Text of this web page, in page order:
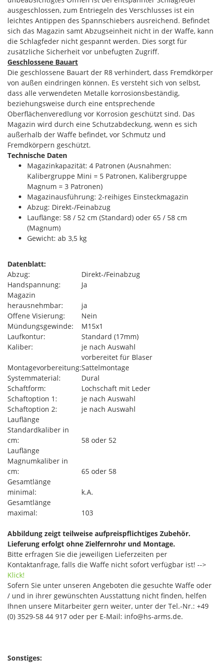
ausgeschlossen, zum Entriegeln des Verschlusses ist ein
leichtes Antippen des Spannschiebers ausreichend. Befindet
sich das Magazin samt Abzugseinheit nicht in der Waffe, kann
die Schlagfeder nicht gespannt werden. Dies sorgt für
zusätzliche Sicherheit vor unbefugten Zugriff.
Geschlossene Bauart
Die geschlossene Bauart der R8 verhindert, dass Fremdkörper
von außen eindringen können. Es versteht sich von selbst,
dass alle verwendeten Metalle korrosionsbeständig,
beziehungsweise durch eine entsprechende
Oberflächenveredlung vor Korrosion geschützt sind. Das
Magazin wird durch eine Schutzabdeckung, wenn es sich
außerhalb der Waffe befindet, vor Schmutz und
Fremdkörpern geschützt.
Technische Daten
Magazinkapazität: 4 Patronen (Ausnahmen:
Kalibergruppe Mini = 5 Patronen, Kalibergruppe
Magnum = 3 Patronen)
Magazinausführung: 2-reihiges Einsteckmagazin
Abzug: Direkt-/Feinabzug
Lauflänge: 58 / 52 cm (Standard) oder 65 / 58 cm
(Magnum)
Gewicht: ab 3,5 kg
Datenblatt:
Abzug:
Direkt-/Feinabzug
Handspannung:
Ja
Magazin
herausnehmbar:
ja
Offene Visierung:
Nein
Mündungsgewinde:
M15x1
Laufkontur:
Standard (17mm)
Kaliber:
je nach Auswahl
Montagevorbereitung:
vorbereitet für Blaser
Sattelmontage
Systemmaterial:
Dural
Schaftform:
Lochschaft mit Leder
Schaftoption 1:
je nach Auswahl
Schaftoption 2:
je nach Auswahl
Lauflänge
Standardkaliber in
cm:
58 oder 52
Lauflänge
Magnumkaliber in
cm:
65 oder 58
Gesamtlänge
minimal:
k.A.
Gesamtlänge
maximal:
103
Abbildung zeigt teilweise aufpreispflichtiges Zubehör.
Lieferung erfolgt ohne Zielfernrohr und Montage.
Bitte erfragen Sie die jeweiligen Lieferzeiten per
Kontaktanfrage, falls die Waffe nicht sofort verfügbar ist! -->
Klick!
Sofern Sie unter unseren Angeboten die gesuchte Waffe oder
/ und in ihrer gewünschten Ausstattung nicht finden, helfen
Ihnen unsere Mitarbeiter gern weiter, unter der Tel.-Nr.: +49
(0) 3529-58 44 917 oder per E-Mail: info@hs-arms.de.
Sonstiges: